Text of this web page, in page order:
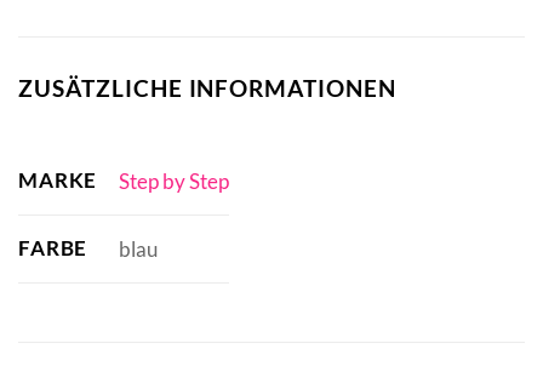
ZUSÄTZLICHE INFORMATIONEN
MARKE Step by Step
FARBE blau